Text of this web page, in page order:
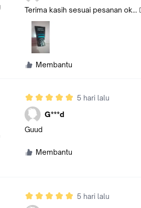
Terima kasih sesuai pesanan ok...
Membantu
5 hari lalu
G***d
Guud
Membantu
5 hari lalu